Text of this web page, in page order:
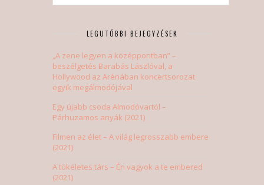
LEGUTÓBBI BEJEGYZÉSEK
„A zene legyen a középpontban” –
beszélgetés Barabás Lászlóval, a
Hollywood az Arénában koncertsorozat
egyik megálmodójával
Egy újabb csoda Almodóvartól –
Párhuzamos anyák (2021)
Filmen az élet – A világ legrosszabb embere
(2021)
A tökéletes társ – Én vagyok a te embered
(2021)